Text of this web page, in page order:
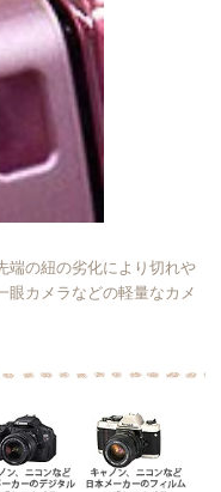
端の紐の劣化により切れや
眼カメラなどの軽量なカメ